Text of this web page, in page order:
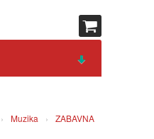
› Muzika ›
ZABAVNA